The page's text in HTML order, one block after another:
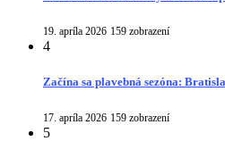
19. apríla 2026 159 zobrazení
4
Začína sa plavebná sezóna:
17. apríla 2026 159 zobrazení
5